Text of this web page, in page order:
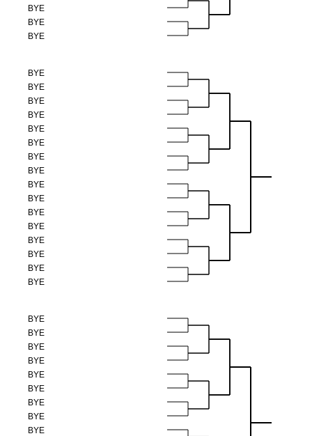
BYE
BYE
BYE
BYE
BYE
BYE
BYE
BYE
BYE
BYE
BYE
BYE
BYE
BYE
BYE
BYE
BYE
BYE
BYE
BYE
BYE
BYE
BYE
BYE
BYE
BYE
BYE
BYE